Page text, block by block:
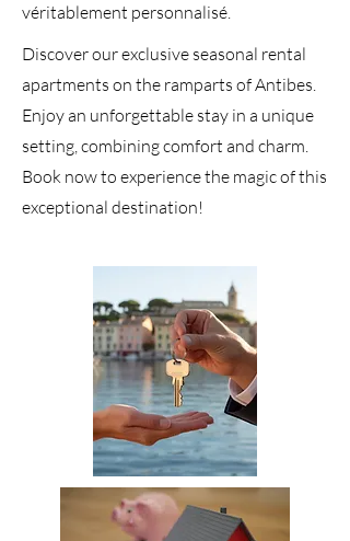
véritablement personnalisé.
Discover our exclusive seasonal rental
apartments on the ramparts of Antibes.
Enjoy an unforgettable stay in a unique
setting, combining comfort and charm.
Book now to experience the magic of this
exceptional destination!